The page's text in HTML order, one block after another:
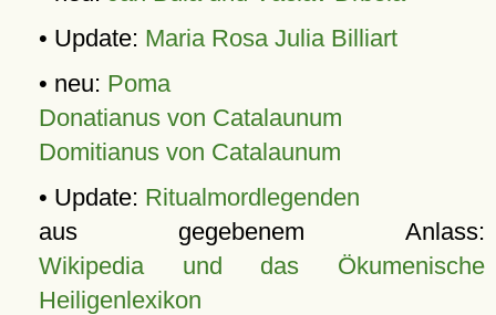
• Update: Maria Rosa Julia Billiart
• neu: Poma
Donatianus von Catalaunum
Domitianus von Catalaunum
• Update: Ritualmordlegenden
aus gegebenem Anlass:
Wikipedia und das Ökumenische
Heiligenlexikon